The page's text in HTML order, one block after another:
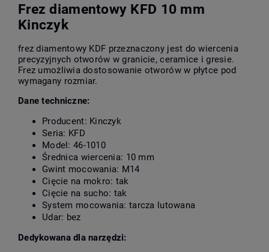
Frez diamentowy KFD 10 mm
Kinczyk
frez diamentowy KDF przeznaczony jest do wiercenia
precyzyjnych otworów w granicie, ceramice i gresie.
Frez umożliwia dostosowanie otworów w płytce pod
wymagany rozmiar.
Dane techniczne:
Producent: Kinczyk
Seria: KFD
Model: 46-1010
Średnica wiercenia: 10 mm
Gwint mocowania: M14
Cięcie na mokro: tak
Cięcie na sucho: tak
System mocowania: tarcza lutowana
Udar: bez
Dedykowana dla narzędzi: